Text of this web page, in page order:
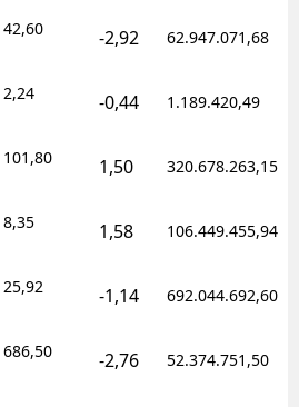
Sinop
Sivas
Trabzon
Uşak
42,60 -2,92 62.947.071,68
2,24 -0,44 1.189.420,49
101,80 1,50 320.678.263,15
8,35 1,58 106.449.455,94
25,92 -1,14 692.044.692,60
686,50 -2,76 52.374.751,50